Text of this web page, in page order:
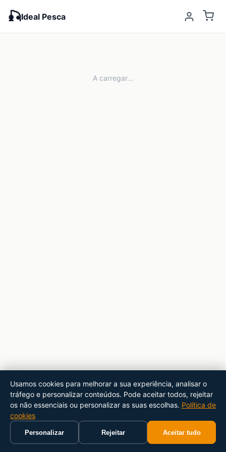
🎣Ideal Pesca
A carregar...
Usamos cookies para melhorar a sua experiência, analisar o
tráfego e personalizar conteúdos. Pode aceitar todos, rejeitar
os não essenciais ou personalizar as suas escolhas. Política de
cookies
Personalizar Rejeitar Aceitar tudo